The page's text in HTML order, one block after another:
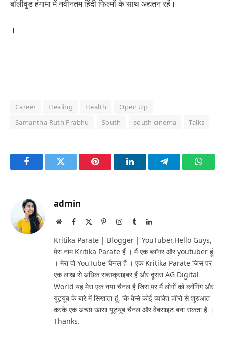
बॉलीवुड हंगामा में नवीनतम हिंदी फिल्मों के साथ अद्यतन रहें।
।
Career Healing Health
Open Up
Samantha Ruth Prabhu
South south cinema Talks
FacebookTwitter Pinterest LinkedInTelegram
admin
WebsiteFacebook PinterestInstagram
TumblrLinkedIn
Kritika Parate | Blogger | YouTuber,Hello Guys,
मेरा नाम Kritika Parate हैं । मैं एक ब्लॉगर और youtuber हूं
। मेरा दो YouTube चैनल है । एक Kritika Parate जिस पर
एक लाख से अधिक सब्सक्राइबर हैं और दूसरा AG Digital
World यह मेरा एक नया चैनल है जिस पर मैं लोगों को ब्लॉगिंग और
यूट्यूब के बारे में सिखाता हूं, कि कैसे कोई व्यक्ति जीरो से शुरुआत
करके एक अच्छा खासा यूट्यूब चैनल और वेबसाइट बना सकता है ।
Thanks.